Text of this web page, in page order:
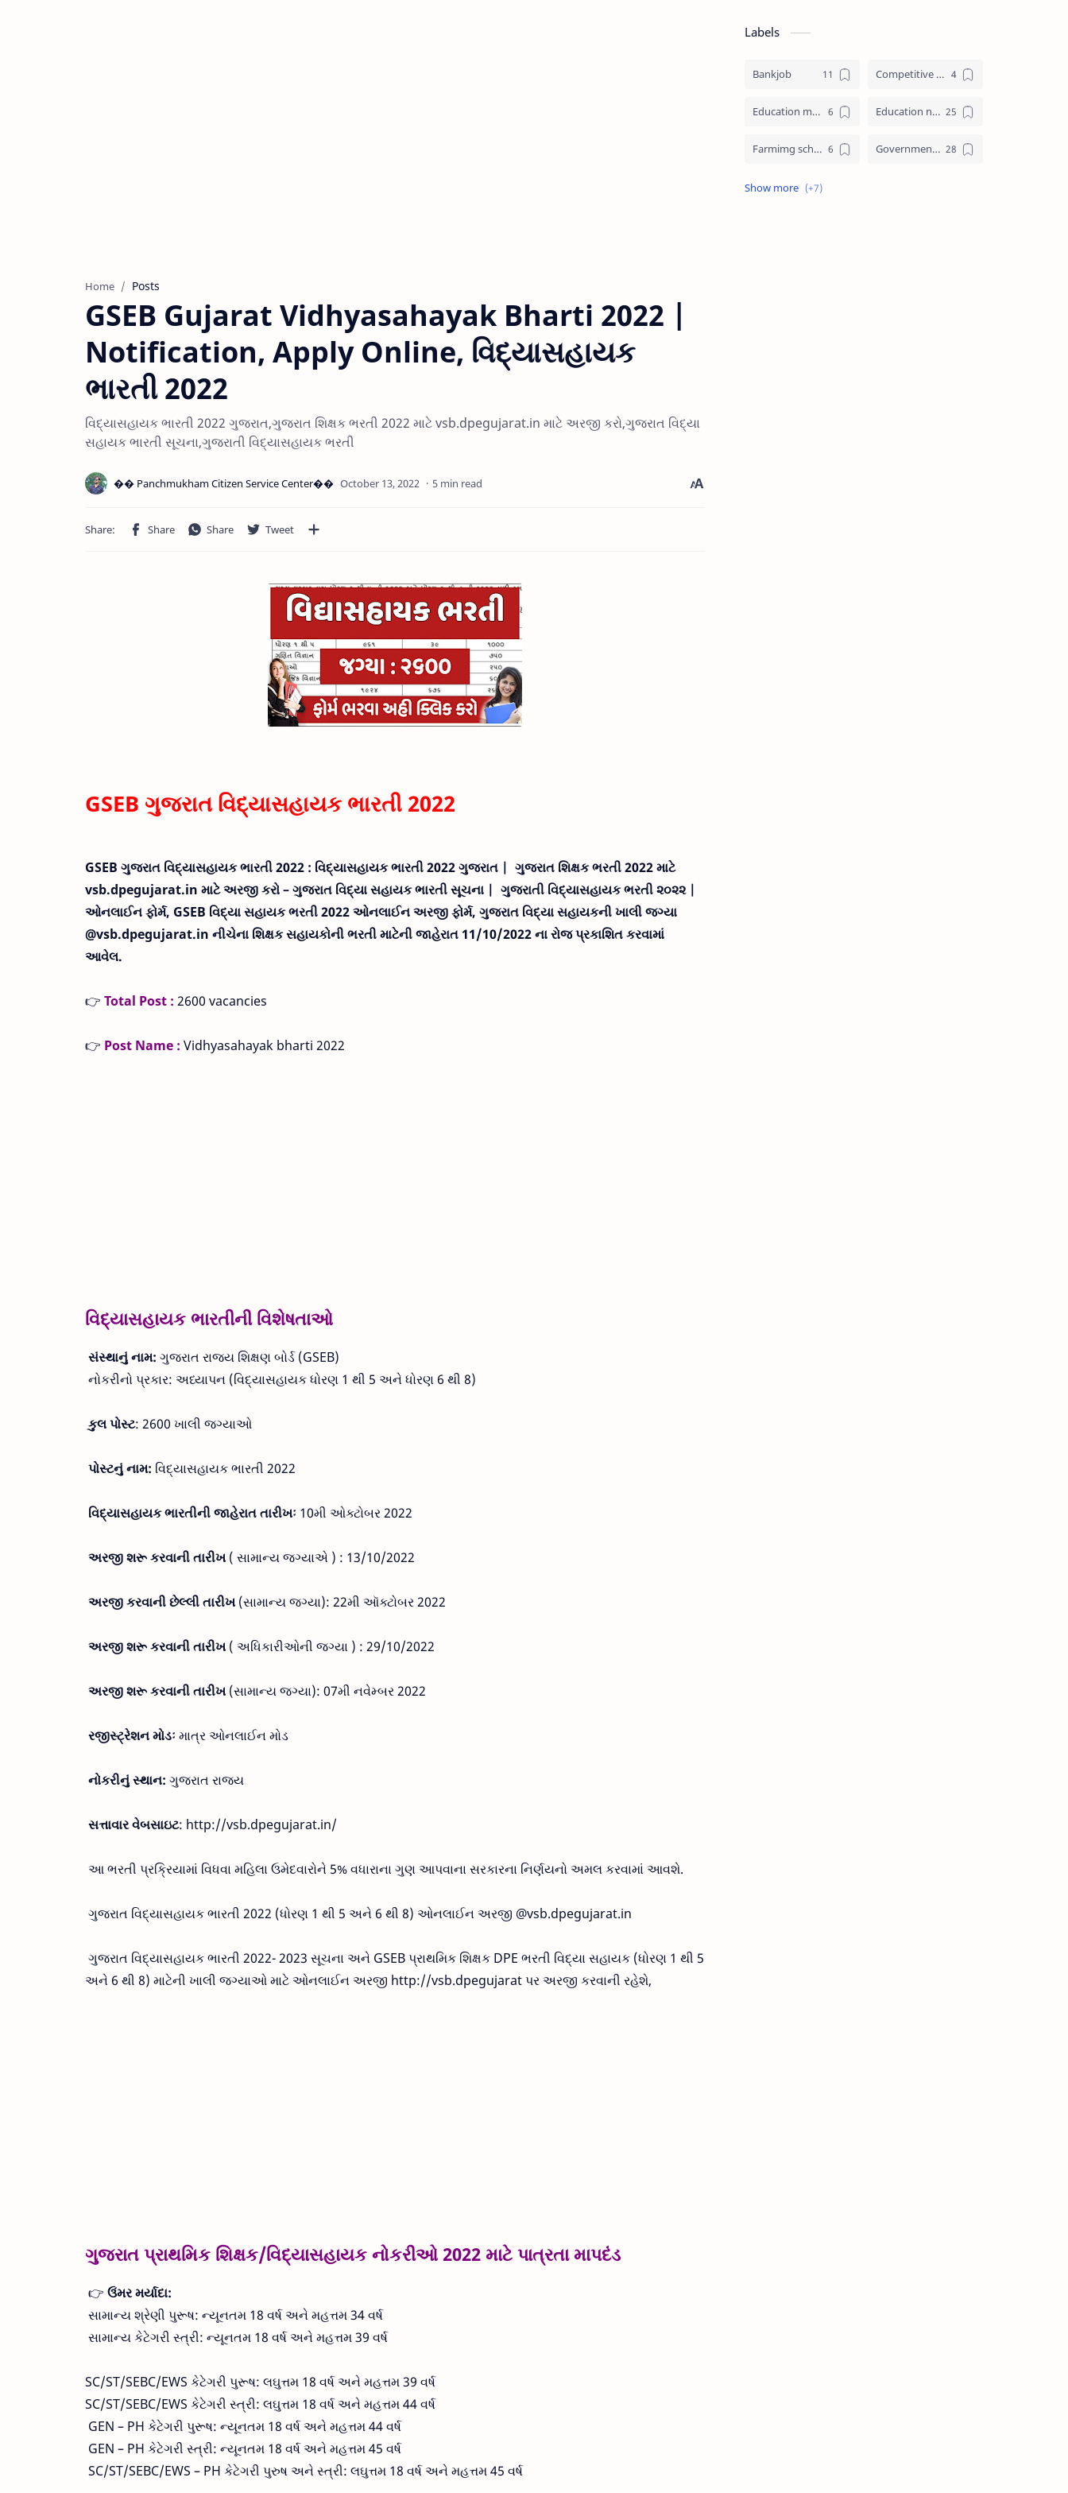
Home Posts
GSEB Gujarat Vidhyasahayak Bharti 2022 |
Notification, Apply Online, વિદ્યાસહાયક
ભારતી 2022
વિદ્યાસહાયક ભારતી 2022 ગુજરાત,ગુજરાત શિક્ષક ભરતી 2022 માટે vsb.dpegujarat.in માટે અરજી કરો,ગુજરાત વિદ્યા
સહાયક ભારતી સૂચના,ગુજરાતી વિદ્યાસહાયક ભરતી
5 min read
GSEB ગુજરાત વિદ્યાસહાયક ભારતી 2022
GSEB ગુજરાત વિદ્યાસહાયક ભારતી 2022 : વિદ્યાસહાયક ભારતી 2022 ગુજરાત | ગુજરાત શિક્ષક ભરતી 2022 માટે
vsb.dpegujarat.in માટે અરજી કરો – ગુજરાત વિદ્યા સહાયક ભારતી સૂચના | ગુજરાતી વિદ્યાસહાયક ભરતી ૨૦૨૨ |
ઓનલાઈન ફોર્મ, GSEB વિદ્યા સહાયક ભરતી 2022 ઓનલાઈન અરજી ફોર્મ, ગુજરાત વિદ્યા સહાયકની ખાલી જગ્યા
@vsb.dpegujarat.in નીચેના શિક્ષક સહાયકોની ભરતી માટેની જાહેરાત 11/10/2022 ના રોજ પ્રકાશિત કરવામાં
આવેલ.
👉 Total Post : 2600 vacancies
👉 Post Name : Vidhyasahayak bharti 2022
વિદ્યાસહાયક ભારતીની વિશેષતાઓ
સંસ્થાનું નામ: ગુજરાત રાજ્ય શિક્ષણ બોર્ડ (GSEB)
નોકરીનો પ્રકાર: અધ્યાપન (વિદ્યાસહાયક ધોરણ 1 થી 5 અને ધોરણ 6 થી 8)
કુલ પોસ્ટ: 2600 ખાલી જગ્યાઓ
પોસ્ટનું નામ: વિદ્યાસહાયક ભારતી 2022
વિદ્યાસહાયક ભારતીની જાહેરાત તારીખઃ 10મી ઓક્ટોબર 2022
અરજી શરૂ કરવાની તારીખ( સામાન્ય જગ્યાએ ) : 13/10/2022
અરજી કરવાની છેલ્લી તારીખ(સામાન્ય જગ્યા): 22મી ઑક્ટોબર 2022
અરજી શરૂ કરવાની તારીખ( અધિકારીઓની જગ્યા ) : 29/10/2022
અરજી શરૂ કરવાની તારીખ(સામાન્ય જગ્યા): 07મી નવેમ્બર 2022
રજીસ્ટ્રેશન મોડઃ માત્ર ઓનલાઈન મોડ
નોકરીનું સ્થાન: ગુજરાત રાજ્ય
સત્તાવાર વેબસાઇટ: http://vsb.dpegujarat.in/
આ ભરતી પ્રક્રિયામાં વિધવા મહિલા ઉમેદવારોને 5% વધારાના ગુણ આપવાના સરકારના નિર્ણયનો અમલ કરવામાં આવશે.
ગુજરાત વિદ્યાસહાયક ભારતી 2022 (ધોરણ 1 થી 5 અને 6 થી 8) ઓનલાઈન અરજી @vsb.dpegujarat.in
ગુજરાત વિદ્યાસહાયક ભારતી 2022- 2023 સૂચના અને GSEB પ્રાથમિક શિક્ષક DPE ભરતી વિદ્યા સહાયક (ધોરણ 1 થી 5
અને 6 થી 8) માટેની ખાલી જગ્યાઓ માટે ઓનલાઈન અરજી http://vsb.dpegujarat પર અરજી કરવાની રહેશે,
ગુજરાત પ્રાથમિક શિક્ષક/વિદ્યાસહાયક નોકરીઓ 2022 માટે પાત્રતા માપદંડ
👉 ઉંમર મર્યાદા:
સામાન્ય શ્રેણી પુરૂષ: ન્યૂનતમ 18 વર્ષ અને મહત્તમ 34 વર્ષ
સામાન્ય કેટેગરી સ્ત્રી: ન્યૂનતમ 18 વર્ષ અને મહત્તમ 39 વર્ષ
SC/ST/SEBC/EWS કેટેગરી પુરૂષ: લઘુત્તમ 18 વર્ષ અને મહત્તમ 39 વર્ષ
SC/ST/SEBC/EWS કેટેગરી સ્ત્રી: લઘુત્તમ 18 વર્ષ અને મહત્તમ 44 વર્ષ
GEN – PH કેટેગરી પુરૂષ: ન્યૂનતમ 18 વર્ષ અને મહત્તમ 44 વર્ષ
GEN – PH કેટેગરી સ્ત્રી: ન્યૂનતમ 18 વર્ષ અને મહત્તમ 45 વર્ષ
SC/ST/SEBC/EWS – PH કેટેગરી પુરુષ અને સ્ત્રી: લઘુત્તમ 18 વર્ષ અને મહત્તમ 45 વર્ષ
Labels
Bankjob Competitive exam (સ્પર્ધાત્મક પરીક્ષા)
Education materials (શૈક્ષણિક પુસ્તકો) Education news (શૈક્ષણિક સમાચાર)
Farmimg scheme ( ખેતીવાડી યોજના ) Government jobs (સરકારી નોકરી)
Government scheme (સરકારી યોજના)